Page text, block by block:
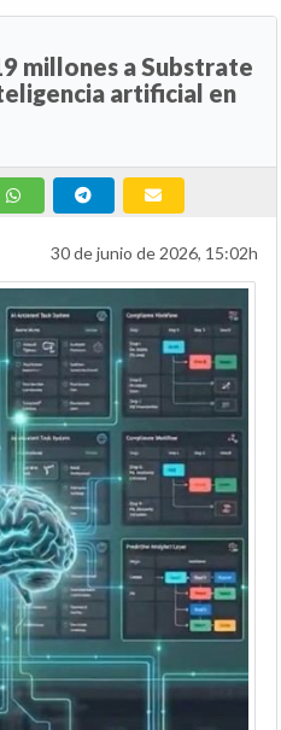
millones a Substrate
artificial en
30 de junio de 2026, 15:02h